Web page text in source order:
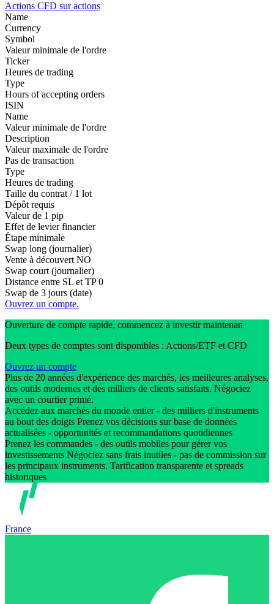
Actions CFD sur actions
Name
Currency
Symbol
Valeur minimale de l'ordre
Ticker
Heures de trading
Type
Hours of accepting orders
ISIN
Name
Valeur minimale de l'ordre
Description
Valeur maximale de l'ordre
Pas de transaction
Type
Heures de trading
Taille du contrat / 1 lot
Dépôt requis
Valeur de 1 pip
Effet de levier financier
Étape minimale
Swap long (journalier)
Vente à découvert NO
Swap court (journalier)
Distance entre SL et TP 0
Swap de 3 jours (date)
Ouvrez un compte.
Ouverture de compte rapide, commencez à investir maintenan
Deux types de comptes sont disponibles : Actions/ETF et CFD
Ouvrez un compte
Plus de 20 années d'expérience des marchés, les meilleures analyses,
des outils modernes et des milliers de clients satisfaits. Négociez
avec un courtier primé.
Accédez aux marchés du monde entier - des milliers d'instruments
au bout des doigts Prenez vos décisions sur base de données
actualisées - opportunités et recommandations quotidiennes
Prenez les commandes - des outils mobiles pour gérer vos
investissements Négociez sans frais inutiles - pas de commission sur
les principaux instruments. Tarification transparente et spreads
historiques
France